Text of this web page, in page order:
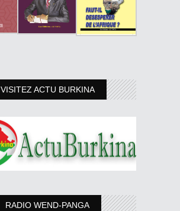
VISITEZ ACTU BURKINA
RADIO WEND-PANGA